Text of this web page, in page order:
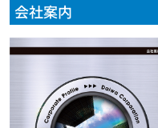
会社案内